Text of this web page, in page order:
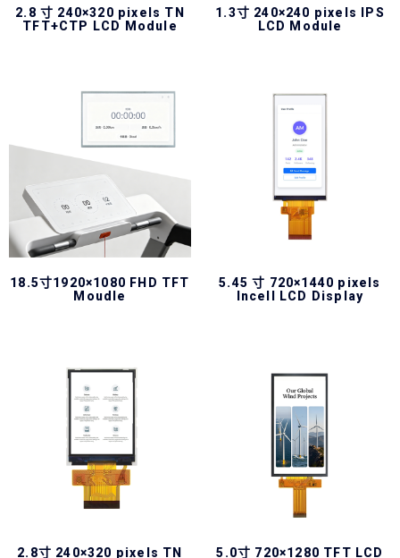
2.8 寸 240×320 pixels TN
TFT+CTP LCD Module
1.3寸 240×240 pixels IPS
LCD Module
18.5寸1920×1080 FHD TFT
Moudle
5.45 寸 720×1440 pixels
Incell LCD Display
2.8寸 240×320 pixels TN 5.0寸 720×1280 TFT LCD